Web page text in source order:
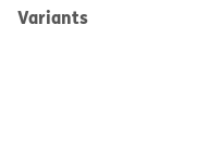
Variants